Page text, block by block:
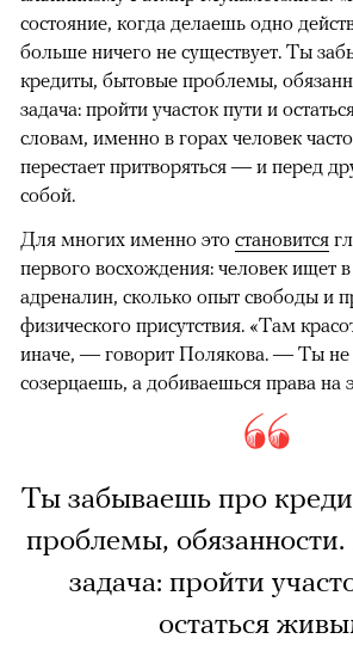
состояние, когда делаешь одно
больше ничего не существует. Ты
кредиты, бытовые проблемы,
задача: пройти участок пути и
словам, именно в горах человек
перестает притворяться — и перед
собой.
Для многих именно это становится
первого восхождения: человек ищет
адреналин, сколько опыт свободы и
физического присутствия. «Там
иначе, — говорит Полякова. — Ты не
созерцаешь, а добиваешься права на
Ты забываешь про
проблемы, обязанности.
задача: пройти
остаться